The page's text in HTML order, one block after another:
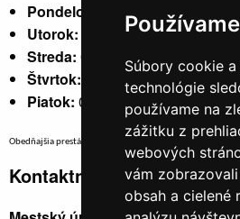
Súbory cookie
technológie
používame na
zážitku z
webových
vám
obsah a cielené
Pondelok:
07:30 - 15:30
Utorok:
nestránkový
Streda: 07:30 - 17:00
Štvrtok:
nestránkový
Piatok: 07:30 - 14:00
Obedňajšia prestávka v trvaní 30 minút v čase medzi
Kontaktné údaje